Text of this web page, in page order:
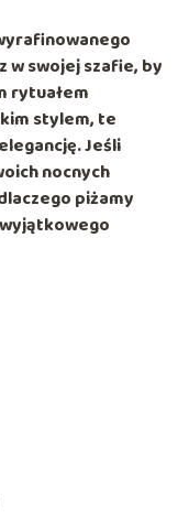
w swojej szafie, by
rytuałem
stylem, te
Jeśli
nocnych
piżamy